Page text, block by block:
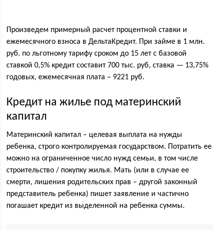
Произведем примерный расчет процентной ставки и
ежемесячного взноса в ДельтаКредит. При займе в 1 млн.
руб. по льготному тарифу сроком до 15 лет с базовой
ставкой 0,5% кредит составит 700 тыс. руб, ставка — 13,75%
годовых, ежемесячная плата – 9221 руб.
Кредит на жилье под материнский
капитал
Материнский капитал – целевая выплата на нужды
ребенка, строго контролируемая государством. Потратить ее
можно на ограниченное число нужд семьи, в том числе
строительство / покупку жилья. Мать (или в случае ее
смерти, лишения родительских прав – другой законный
представитель ребенка) пишет заявление и частично
погашает кредит из выделенной на ребенка суммы.